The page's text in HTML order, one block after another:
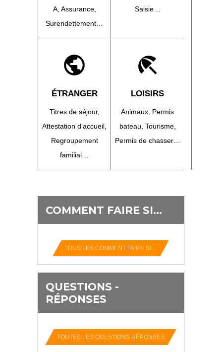
A, Assurance,
Surendettement…
Saisie…
public
ÉTRANGER
Titres de séjour,
Attestation d’accueil,
Regroupement
familial…
beach_access
LOISIRS
Animaux, Permis
bateau, Tourisme,
Permis de chasser…
COMMENT FAIRE SI…
TOUS LES COMMENT FAIRE SI…
QUESTIONS -
RÉPONSES
TOUTES LES QUESTIONS RÉPONSES